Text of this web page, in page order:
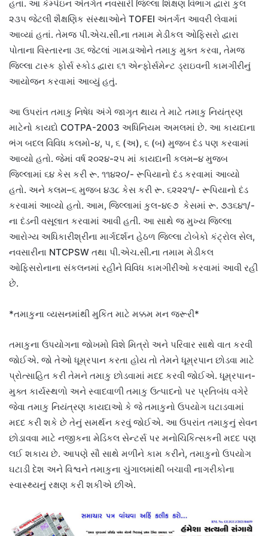
હતાં. આ કેમ્પેઇન અંતર્ગત નવસારી જિલ્લા શિક્ષણ વિભાગ દ્વારા કુલ
૨૩૫ જેટલી શૈક્ષણિક સંસ્થાઓને TOFEI અંતર્ગત આવરી લેવામાં
આવ્યાં હતાં. તેમજ પી.એચ.સી.ના તમામ મેડીકલ ઓફિસરો દ્વારા
પોતાના વિસ્તારના ૩૬ જેટલાં ગામડાઓને તમાકુ મુક્ત કરવા, તેમજ
જિલ્લા ટાસ્ક ફોર્સ સ્કોડ દ્વારા ૬૧ એન્ફોર્સમેન્ટ ડ્રાઇવની કામગીરીનું
આયોજન કરવામાં આવ્યું હતું.
આ ઉપરાંત તમાકુ નિષેધ અંગે જાગૃત થાય તે માટે તમાકુ નિયંત્રણ
માટેનો કાયદો COTPA-2003 અધિનિયમ અમલમાં છે. આ કાયદાના
ભંગ બદલ વિવિધ કલમો-૪, ૫, ૬ (અ), ૬ (બ) મુજબ દંડ પણ કરવામાં
આવ્યો હતો. જેમાં વર્ષ ૨૦૨૪-૨૫ માં કાયદાની કલમ–૪ મુજબ
જિલ્લામાં ૬૪ કેસ કરી રૂ. ૧૧૪૨૦/- રૂપિયાનો દંડ કરવામાં આવ્યો
હતો. અને કલમ–૬ મુજબ ૪૩૮ કેસ કરી રૂ. ૬૨૨૨૧/- રૂપિયાનો દંડ
કરવામાં આવ્યો હતો. આમ, જિલ્લામાં કુલ-૪૯૭ કેસમાં રૂ. ૭૩૬૪૧/-
ના દંડની વસૂલાત કરવામાં આવી હતી. આ સાથે જ મુખ્ય જિલ્લા
આરોગ્ય અધિકારીશ્રીના માર્ગદર્શન હેઠળ જિલ્લા ટોબેકો કંટ્રોલ સેલ,
નવસારીના NTCPSW તથા પી.એચ.સી.ના તમામ મેડીકલ
ઓફિસરોનાના સંકલનમાં રહીને વિવિધ કામગીરીઓ કરવામાં આવી રહી
છે.
*તમાકુના વ્યસનમાંથી મુકિત માટે મક્કમ મન જરૂરી*
તમાકુના ઉપયોગના જોખમો વિશે મિત્રો અને પરિવાર સાથે વાત કરવી
જોઈએ. જો તેઓ ધૂમ્રપાન કરતા હોય તો તેમને ધૂમ્રપાન છોડવા માટે
પ્રોત્સાહિત કરી તેમને તમાકુ છોડવામાં મદદ કરવી જોઈએ. ધૂમ્રપાન-
મુક્ત કાર્યસ્થળો અને સ્વાદવાળી તમાકુ ઉત્પાદનો પર પ્રતિબંધ વગેરે
જેવા તમાકુ નિયંત્રણ કાયદાઓ કે જે તમાકુનો ઉપયોગ ઘટાડવામાં
મદદ કરી શકે છે તેનું સમર્થન કરવું જોઈએ. આ ઉપરાંત તમાકુનું સેવન
છોડાવવા માટે નજીકના મેડિકલ સેન્ટર્સ પર મનોચિકિત્સકની મદદ પણ
લઈ શકાય છે. આપણે સૌ સાથે મળીને કામ કરીને, તમાકુનો ઉપયોગ
ઘટાડી દેશ અને વિશ્વને તમાકુના ચુંગાલમાંથી બચાવી નાગરીકોના
સ્વાસ્થ્યનું રક્ષણ કરી શકીએ છીએ.